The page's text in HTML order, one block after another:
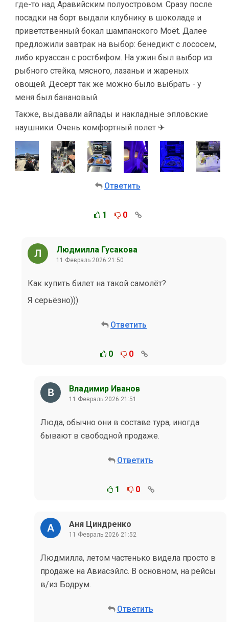
где-то над Аравийским полуостровом. Сразу после
посадки на борт выдали клубнику в шоколаде и
приветственный бокал шампанского Moët. Далее
предложили завтрак на выбор: бенедикт с лососем,
либо круассан с ростбифом. На ужин был выбор из
рыбного стейка, мясного, лазаньи и жареных
овощей. Десерт так же можно было выбрать - у
меня был банановый.
Также, выдавали айпады и накладные эпловские
наушники. Очень комфортный полет ✈
Ответить
1 0
Людмилла Гусакова
11 Февраль 2026 21:50
Как купить билет на такой самолёт?
Я серьёзно)))
Ответить
0 0
Владимир Иванов
11 Февраль 2026 21:51
Люда, обычно они в составе тура, иногда
бывают в свободной продаже.
Ответить
1 0
Аня Циндренко
11 Февраль 2026 21:52
Людмилла, летом частенько видела просто в
продаже на Авиасэйлс. В основном, на рейсы
в/из Бодрум.
Ответить